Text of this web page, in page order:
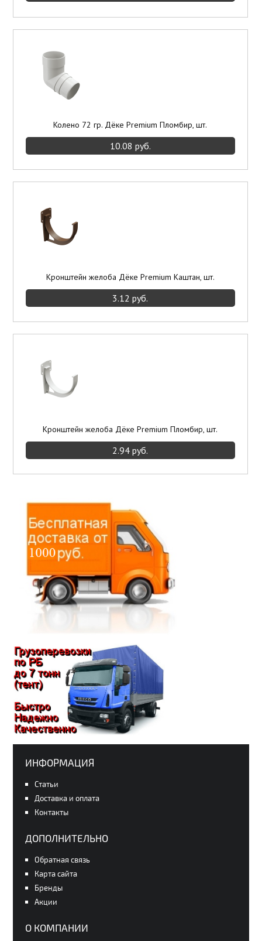
Колено 72 гр. Дёке Premium Пломбир, шт.
10.08 руб.
Кронштейн желоба Дёке Premium Каштан, шт.
3.12 руб.
Кронштейн желоба Дёке Premium Пломбир, шт.
2.94 руб.
ИНФОРМАЦИЯ
Статьи
Доставка и оплата
Контакты
ДОПОЛНИТЕЛЬНО
Обратная связь
Карта сайта
Бренды
Акции
О КОМПАНИИ